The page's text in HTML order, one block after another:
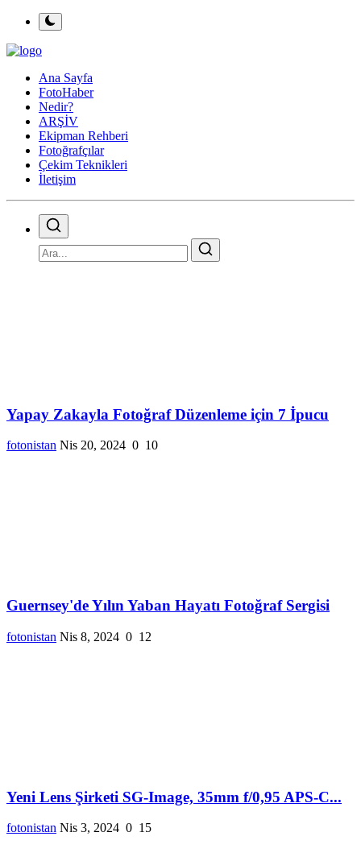
Ana Sayfa
FotoHaber
Nedir?
ARŞİV
Ekipman Rehberi
Fotoğrafçılar
Çekim Teknikleri
İletişim
Yapay Zakayla Fotoğraf Düzenleme için 7 İpucu
fotonistan Nis 20, 2024 0 10
Guernsey'de Yılın Yaban Hayatı Fotoğraf Sergisi
fotonistan Nis 8, 2024 0 12
Yeni Lens Şirketi SG-Image, 35mm f/0,95 APS-C...
fotonistan Nis 3, 2024 0 15